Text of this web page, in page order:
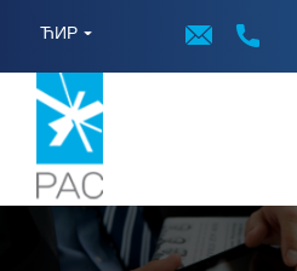
ЋИР